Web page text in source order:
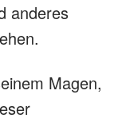
anderes
Magen,